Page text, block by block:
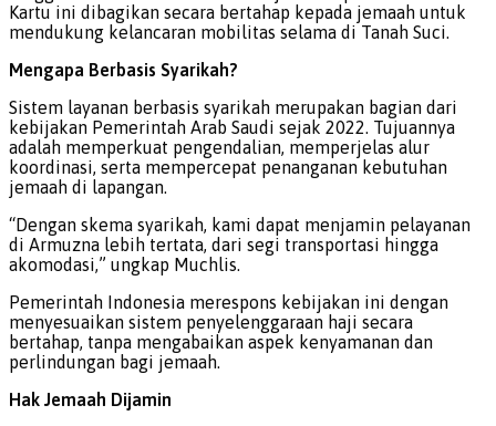
Kartu ini dibagikan secara bertahap kepada jemaah untuk
mendukung kelancaran mobilitas selama di Tanah Suci.
Mengapa Berbasis Syarikah?
Sistem layanan berbasis syarikah merupakan bagian dari
kebijakan Pemerintah Arab Saudi sejak 2022. Tujuannya
adalah memperkuat pengendalian, memperjelas alur
koordinasi, serta mempercepat penanganan kebutuhan
jemaah di lapangan.
“Dengan skema syarikah, kami dapat menjamin pelayanan
di Armuzna lebih tertata, dari segi transportasi hingga
akomodasi,” ungkap Muchlis.
Pemerintah Indonesia merespons kebijakan ini dengan
menyesuaikan sistem penyelenggaraan haji secara
bertahap, tanpa mengabaikan aspek kenyamanan dan
perlindungan bagi jemaah.
Hak Jemaah Dijamin